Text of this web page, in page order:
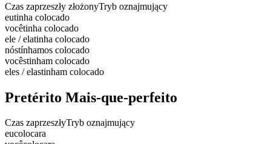
Czas zaprzeszły złożonyTryb oznajmujący
eutinha colocado
vocêtinha colocado
ele / elatinha colocado
nóstínhamos colocado
vocêstinham colocado
eles / elastinham colocado
Pretérito Mais-que-perfeito
Czas zaprzeszłyTryb oznajmujący
eucolocara